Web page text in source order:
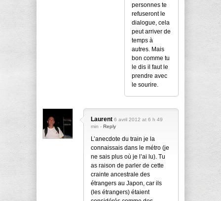
personnes te
refuseront le
dialogue, cela
peut arriver de
temps à
autres. Mais
bon comme tu
le dis il faut le
prendre avec
le sourire.
Laurent 6 avril 2012 at 6 h 49
min - Reply
L’anecdote du train je la
connaissais dans le métro (je
ne sais plus où je l’ai lu). Tu
as raison de parler de cette
crainte ancestrale des
étrangers au Japon, car ils
(les étrangers) étaient